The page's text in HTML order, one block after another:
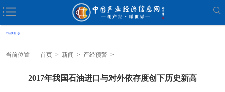
当前位置 首页 > 新闻 > 产经预警 >
2017年我国石油进口与对外依存度创下历史新高